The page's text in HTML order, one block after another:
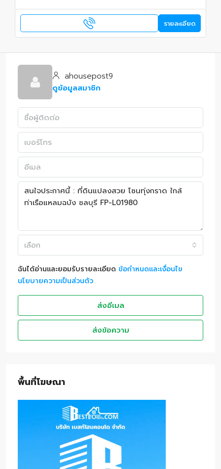
รายละเอียด
ahousepost9
ดูข้อมูลสมาชิก
เลือก
ฉันได้อ่านและยอมรับรายละเอียด ข้อกำหนดและเงื่อนไข
นโยบายความเป็นส่วนตัว
ส่งอีเมล
ส่งข้อความ
พื้นที่โฆษณา